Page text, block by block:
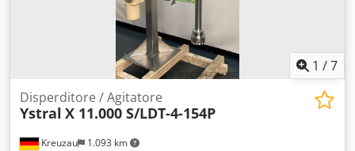
1 /7
Kreuzau 1.093 km
Disperditore / Agitatore
Ystral X 11.000 S/LDT-4-154P